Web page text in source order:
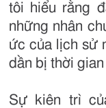
tôi hiểu rằng
những nhân
ức của lịch sử
dần bị thời gian
Sự kiên trì